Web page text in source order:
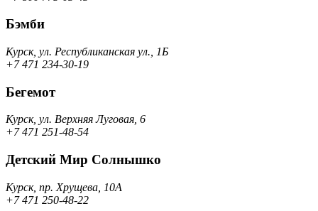
Бэмби
Курск, ул. Республиканская ул., 1Б
+7 471 234-30-19
Бегемот
Курск, ул. Верхняя Луговая, 6
+7 471 251-48-54
Детский Мир Солнышко
Курск, пр. Хрущева, 10А
+7 471 250-48-22